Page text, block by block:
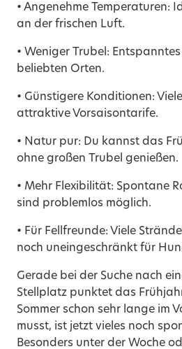
• Angenehme Temperaturen:
an der frischen Luft.
• Weniger Trubel:
beliebten Orten.
• Günstigere Konditionen:
attraktive Vorsaisontarife.
• Natur pur: Du kannst das
ohne großen Trubel genießen.
• Mehr Flexibilität: Spontane
sind problemlos möglich.
• Für Fellfreunde: Viele
noch uneingeschränkt für
Gerade bei der Suche nach
Stellplatz punktet das
Sommer schon sehr lange im
musst, ist jetzt vieles noch
Besonders unter der Woche